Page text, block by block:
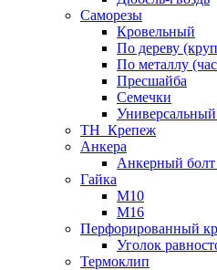
Саморезы
Кровельный
По дереву
По металлу
Пресшайба
Семечки
ТН_Крепеж
Анкера
Анкерный болт
Гайка
М10
М16
Перфорированный
Уголок
Термоклип